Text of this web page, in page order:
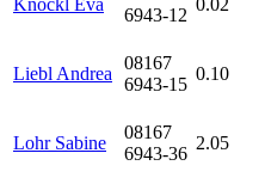
Knöckl Eva
6943-12
0.02
Liebl Andrea
08167
6943-15
0.10
Lohr Sabine
08167
6943-36
2.05